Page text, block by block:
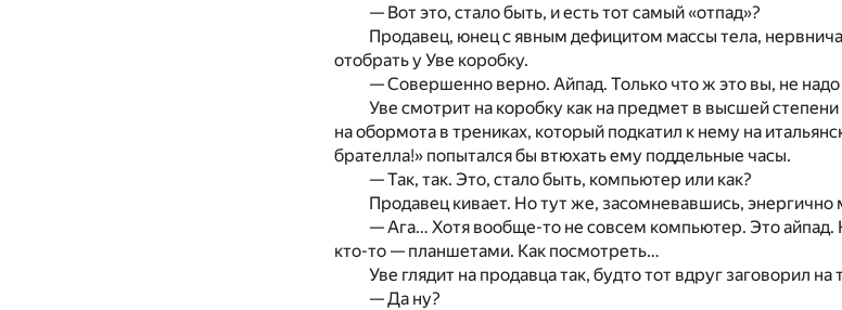
— Вот это, стало быть, и есть тот самый «отпад»?
Продавец, юнец с явным дефицитом массы тела,
отобрать у Уве коробку.
— Совершенно верно. Айпад. Только что ж это вы, не надо
Уве смотрит на коробку как на предмет в высшей
на обормота в трениках, который подкатил к нему на
брателла!» попытался бы втюхать ему поддельные часы.
— Так, так. Это, стало быть, компьютер или как?
Продавец кивает. Но тут же, засомневавшись, энергично
— Ага… Хотя вообще-то не совсем компьютер. Это айпад.
кто-то — планшетами. Как посмотреть…
Уве глядит на продавца так, будто тот вдруг заговорил
— Да ну?